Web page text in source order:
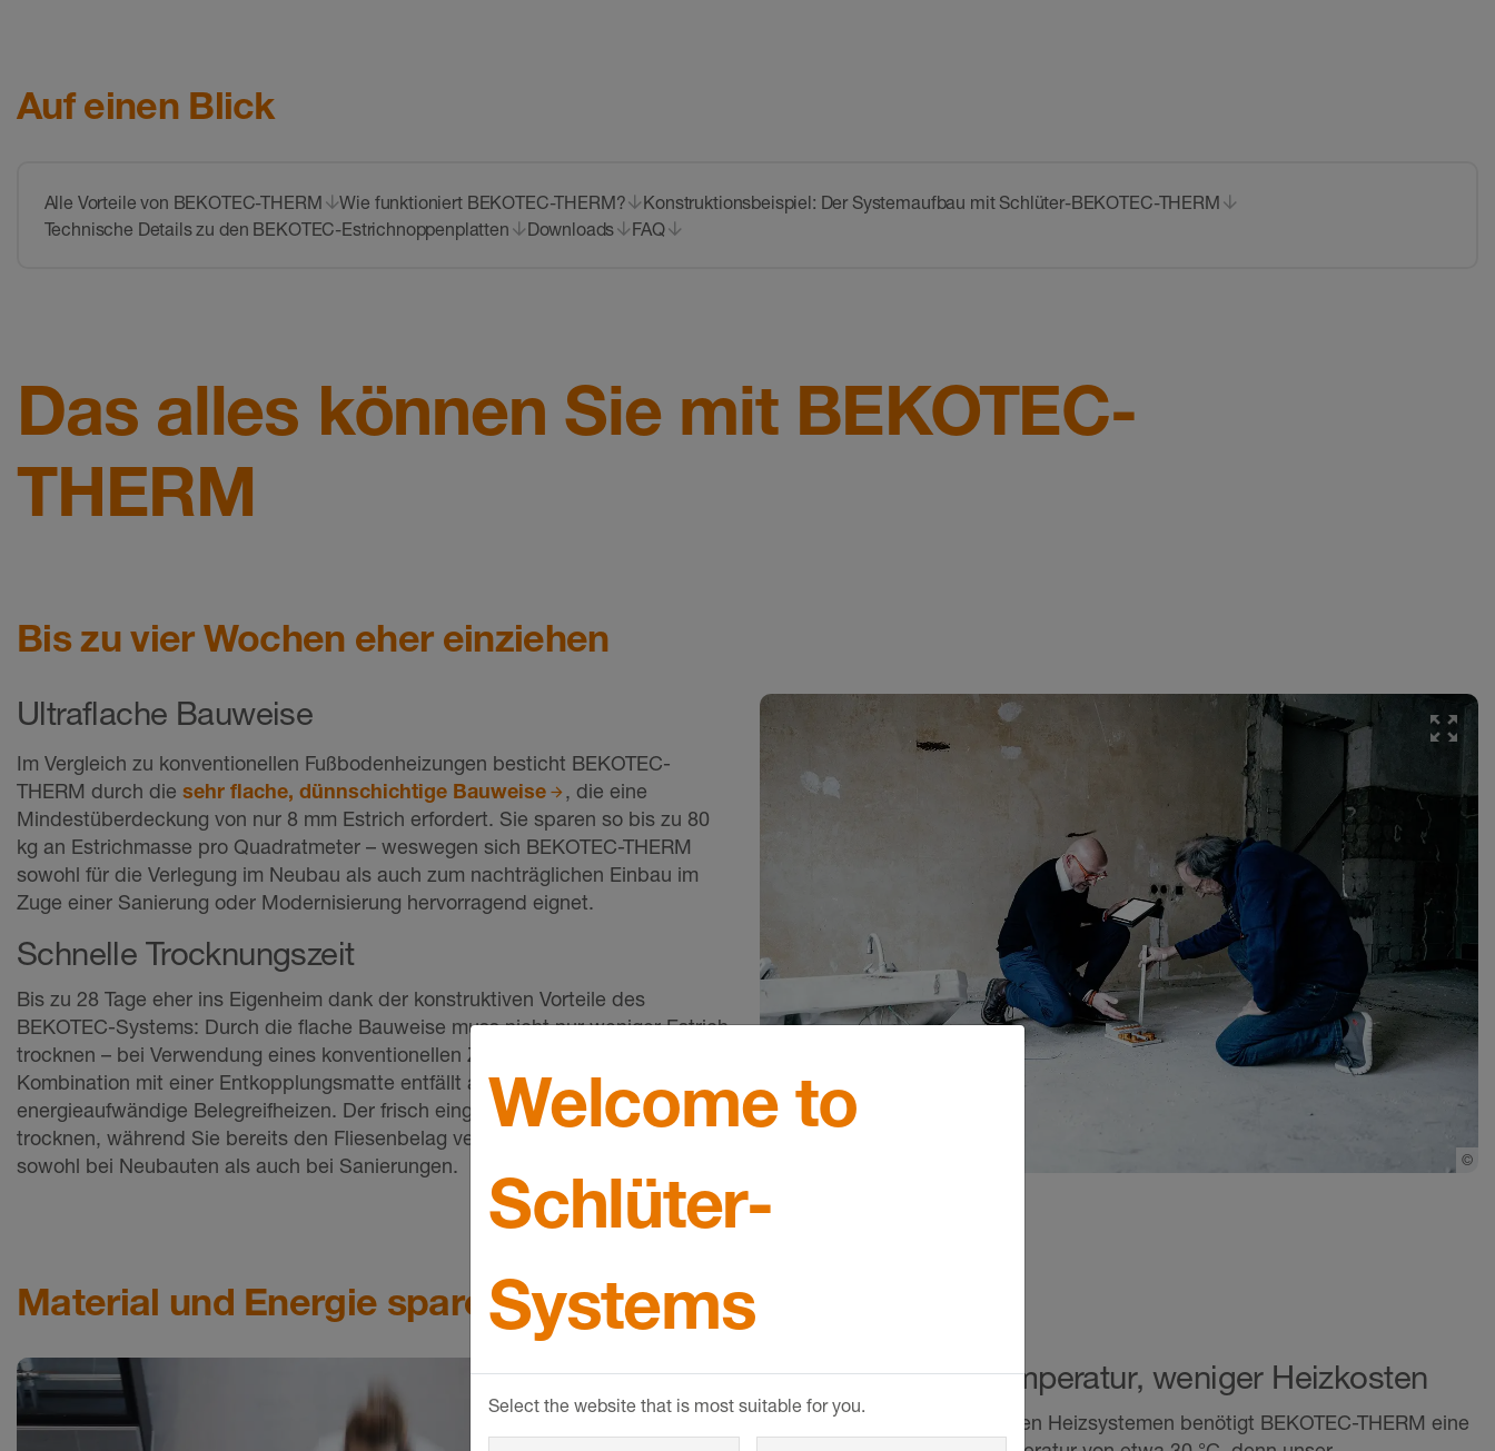
Auf einen Blick
Alle Vorteile von BEKOTEC-THERM Wie funktioniert BEKOTEC-THERM?
Konstruktionsbeispiel: Der Systemaufbau mit Schlüter-BEKOTEC-THERM
Technische Details zu den BEKOTEC-Estrichnoppenplatten
Downloads FAQ
Das alles können Sie mit BEKOTEC-
THERM
Bis zu vier Wochen eher einziehen
©
Ultraflache Bauweise
Im Vergleich zu konventionellen Fußbodenheizungen besticht BEKOTEC-
THERM durch die sehr flache, dünnschichtige Bauweise
, die eine
Mindestüberdeckung von nur 8 mm Estrich erfordert. Sie sparen so bis zu 80
kg an Estrichmasse pro Quadratmeter – weswegen sich BEKOTEC-THERM
sowohl für die Verlegung im Neubau als auch zum nachträglichen Einbau im
Zuge einer Sanierung oder Modernisierung hervorragend eignet.
Schnelle Trocknungszeit
Bis zu 28 Tage eher ins Eigenheim dank der konstruktiven Vorteile des
BEKOTEC-Systems: Durch die flache Bauweise muss nicht nur weniger Estrich
trocknen – bei Verwendung eines konventionellen Zementestrichs in
Kombination mit einer Entkopplungsmatte entfällt auch das zeit- und
energieaufwändige Belegreifheizen. Der frisch eingebrachte Estrich kann weiter
trocknen, während Sie bereits den Fliesenbelag verlegen – ein riesiger Vorteil
sowohl bei Neubauten als auch bei Sanierungen.
Material und Energie sparen
Niedrige Vorlauftemperatur, weniger Heizkosten
Im Vergleich zu konventionellen Heizsystemen benötigt BEKOTEC-THERM eine
Welcome to
Schlüter-
Systems
Select the website that is most suitable for you.